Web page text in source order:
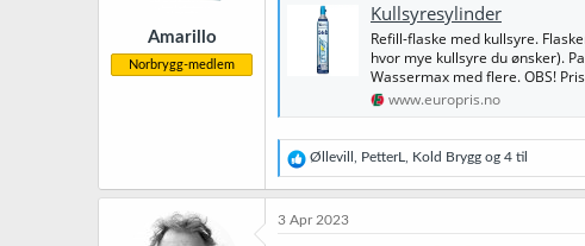
Amarillo
Norbrygg-medlem
Kullsyresylinder
Refill-flaske med kullsyre.
hvor mye kullsyre du ønsker).
Wassermax med flere. OBS!
www.europris.no
R
e
a
Øllevill PetterL Kold Brygg og 4 til
3 Apr 2023